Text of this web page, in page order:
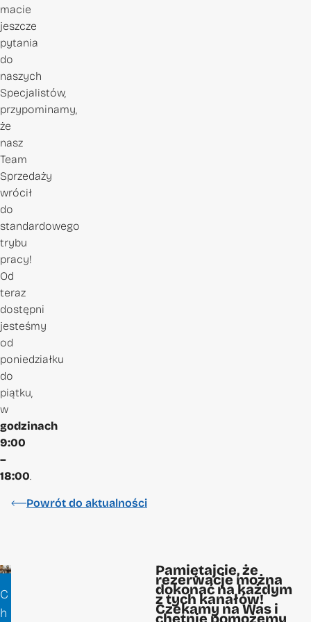
macie
jeszcze
pytania
do
naszych
Specjalistów,
przypominamy,
że
nasz
Team
Sprzedaży
wrócił
do
standardowego
trybu
pracy!
Od
teraz
dostępni
jesteśmy
od
poniedziałku
do
piątku,
w
godzinach
9:00
–
18:00.
Powrót do aktualności
C
h
Pamiętajcie, że
rezerwacje można
dokonać na każdym
z tych kanałów!
Czekamy na Was i
chętnie pomożemy